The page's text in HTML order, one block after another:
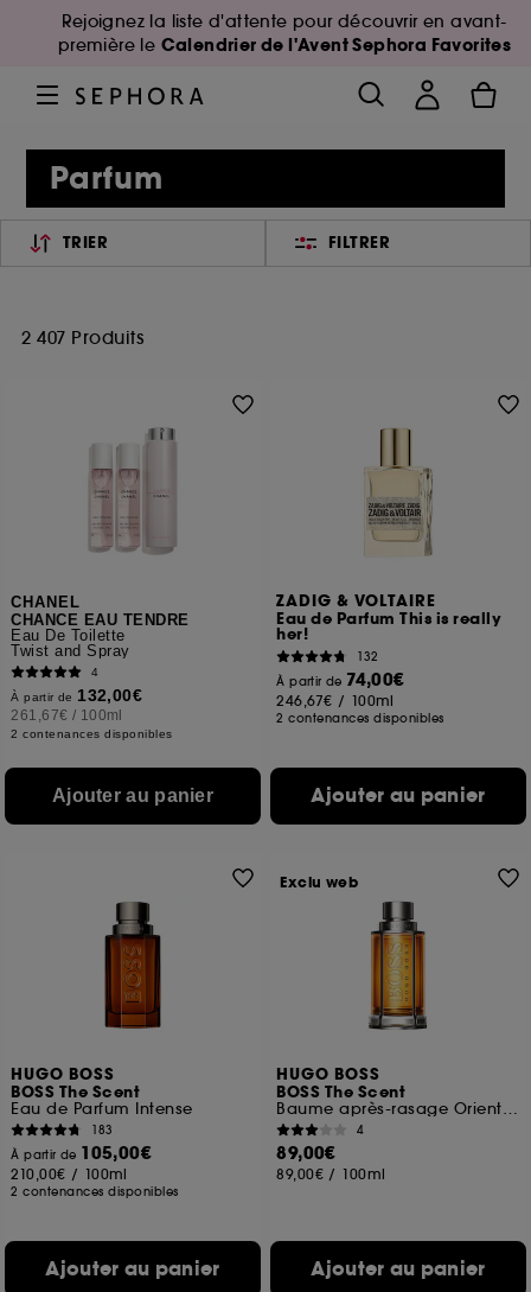
Rejoignez la liste d'attente pour découvrir en avant-
première le Calendrier de l'Avent Sephora Favorites
Parfum
TRIER FILTRER
2 407 Produits
CHANEL
CHANCE EAU TENDRE
Eau De Toilette
Twist and Spray
4
À partir de 132,00€
261,67€ / 100ml
2 contenances disponibles
Ajouter au panier
ZADIG & VOLTAIRE
Eau de Parfum This is really
her!
132
À partir de 74,00€
246,67€ / 100ml
2 contenances disponibles
Ajouter au panier
HUGO BOSS
BOSS The Scent
Eau de Parfum Intense
183
À partir de 105,00€
210,00€ / 100ml
2 contenances disponibles
Ajouter au panier
HUGO BOSS
BOSS The Scent
Baume après-rasage Oriental et Boisé
4
89,00€
89,00€ / 100ml
Ajouter au panier
Exclu web